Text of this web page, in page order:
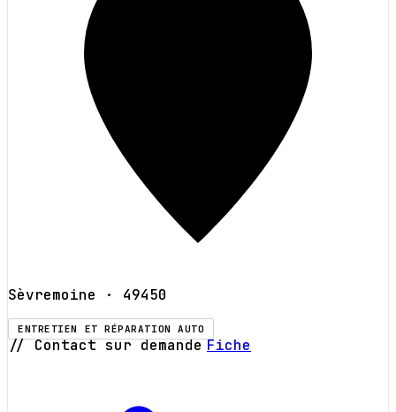
Sèvremoine · 49450
ENTRETIEN ET RÉPARATION AUTO
// Contact sur demande Fiche